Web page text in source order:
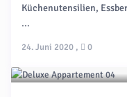
Küchenutensilien,
...
24. Juni 2020 , 0